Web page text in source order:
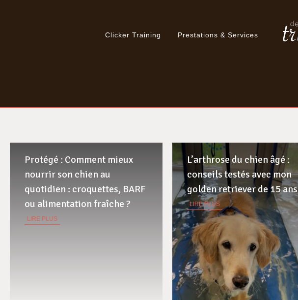
Clicker Training Prestations & Services
Protégé : Comment mieux
nourrir son chien au
quotidien : croquettes, BARF
ou alimentation fraîche ?
LIRE PLUS
L’arthrose du chien âgé :
conseils testés avec mon
golden retriever de 15 ans
LIRE PLUS